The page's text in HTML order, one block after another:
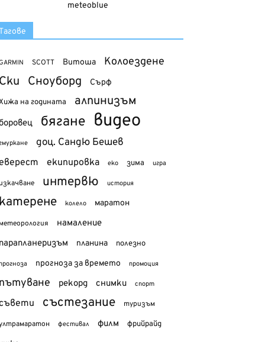
meteoblue
SCOTT Витоша Колоездене
Сноуборд Сърф
на годината алпинизъм
бягане видео
доц. Сандю Бешев
екипировка еко зима игра
интервю история
колело маратон
намаление
планина полезно
прогноза за времето промоция
рекорд снимки спорт
състезание туризъм
фестивал филм фрийрайд